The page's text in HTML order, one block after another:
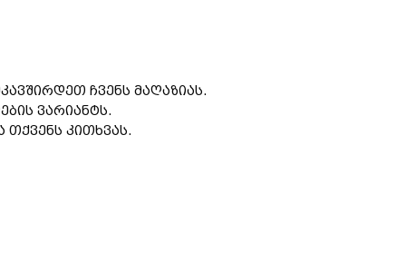
ჩვენს მაღაზიას.
ვარიანტს.
კითხვას.